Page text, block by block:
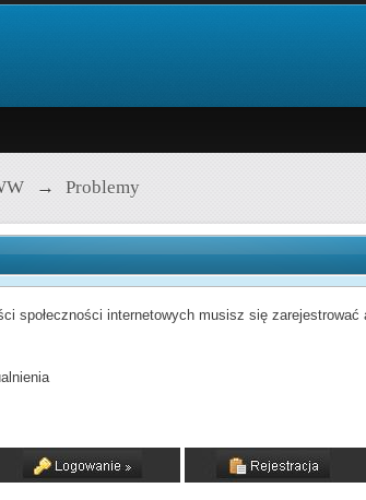
→ Problemy
społeczności internetowych musisz się